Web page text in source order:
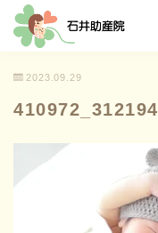
サポート内容
2023.09.29
410972_312194